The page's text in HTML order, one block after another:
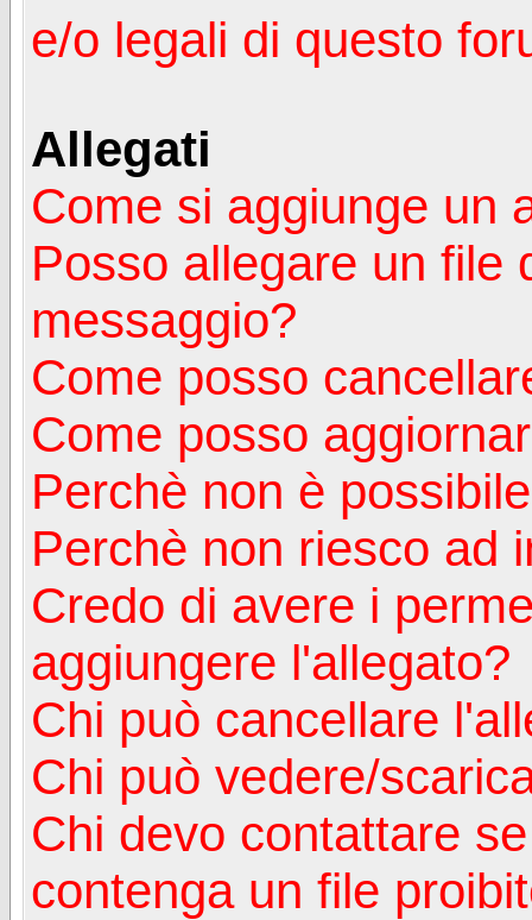
e/o legali di questo
Allegati
Come si aggiunge un
Posso allegare un file
messaggio?
Come posso
Come posso
Perchè non è
Perchè non riesco ad
Credo di avere i
aggiungere l'allegato?
Chi può cancellare
Chi può vedere/
Chi devo contattare
contenga un file